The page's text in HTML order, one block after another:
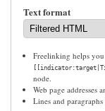
Text format
Freelinking helps
node.
Web page addresses
Lines and